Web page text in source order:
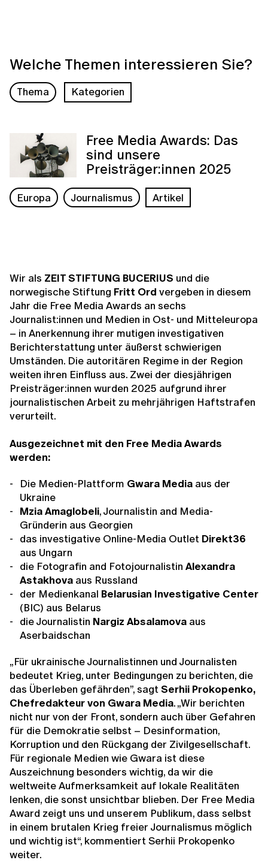
Welche Themen interessieren Sie?
Thema Kategorien
Free Media Awards: Das
sind unsere
Preisträger:innen 2025
Europa Journalismus Artikel
Wir als ZEIT STIFTUNG BUCERIUS und die
norwegische Stiftung Fritt Ord vergeben in diesem
Jahr die Free Media Awards an sechs
Journalist:innen und Medien in Ost- und Mitteleuropa
– in Anerkennung ihrer mutigen investigativen
Berichterstattung unter äußerst schwierigen
Umständen. Die autoritären Regime in der Region
weiten ihren Einfluss aus. Zwei der diesjährigen
Preisträger:innen wurden 2025 aufgrund ihrer
journalistischen Arbeit zu mehrjährigen Haftstrafen
verurteilt.
Ausgezeichnet mit den Free Media Awards
werden:
Die Medien-Plattform Gwara Media aus der
Ukraine
Mzia Amaglobeli, Journalistin and Media-
Gründerin aus Georgien
das investigative Online-Media Outlet Direkt36
aus Ungarn
die Fotografin and Fotojournalistin Alexandra
Astakhova aus Russland
der Medienkanal Belarusian Investigative Center
(BIC) aus Belarus
die Journalistin Nargiz Absalamova aus
Aserbaidschan
„Für ukrainische Journalistinnen und Journalisten
bedeutet Krieg, unter Bedingungen zu berichten, die
das Überleben gefährden”, sagtSerhii Prokopenko,
Chefredakteur von Gwara Media. „Wir berichten
nicht nur von der Front, sondern auch über Gefahren
für die Demokratie selbst – Desinformation,
Korruption und den Rückgang der Zivilgesellschaft.
Für regionale Medien wie Gwara ist diese
Auszeichnung besonders wichtig, da wir die
weltweite Aufmerksamkeit auf lokale Realitäten
lenken, die sonst unsichtbar blieben. Der Free Media
Award zeigt uns und unserem Publikum, dass selbst
in einem brutalen Krieg freier Journalismus möglich
und wichtig ist“, kommentiert Serhii Prokopenko
weiter.